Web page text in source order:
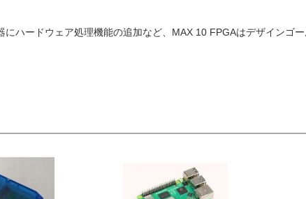
ハードウェア処理機能の追加など、MAX 10 FPGAはデザインゴ